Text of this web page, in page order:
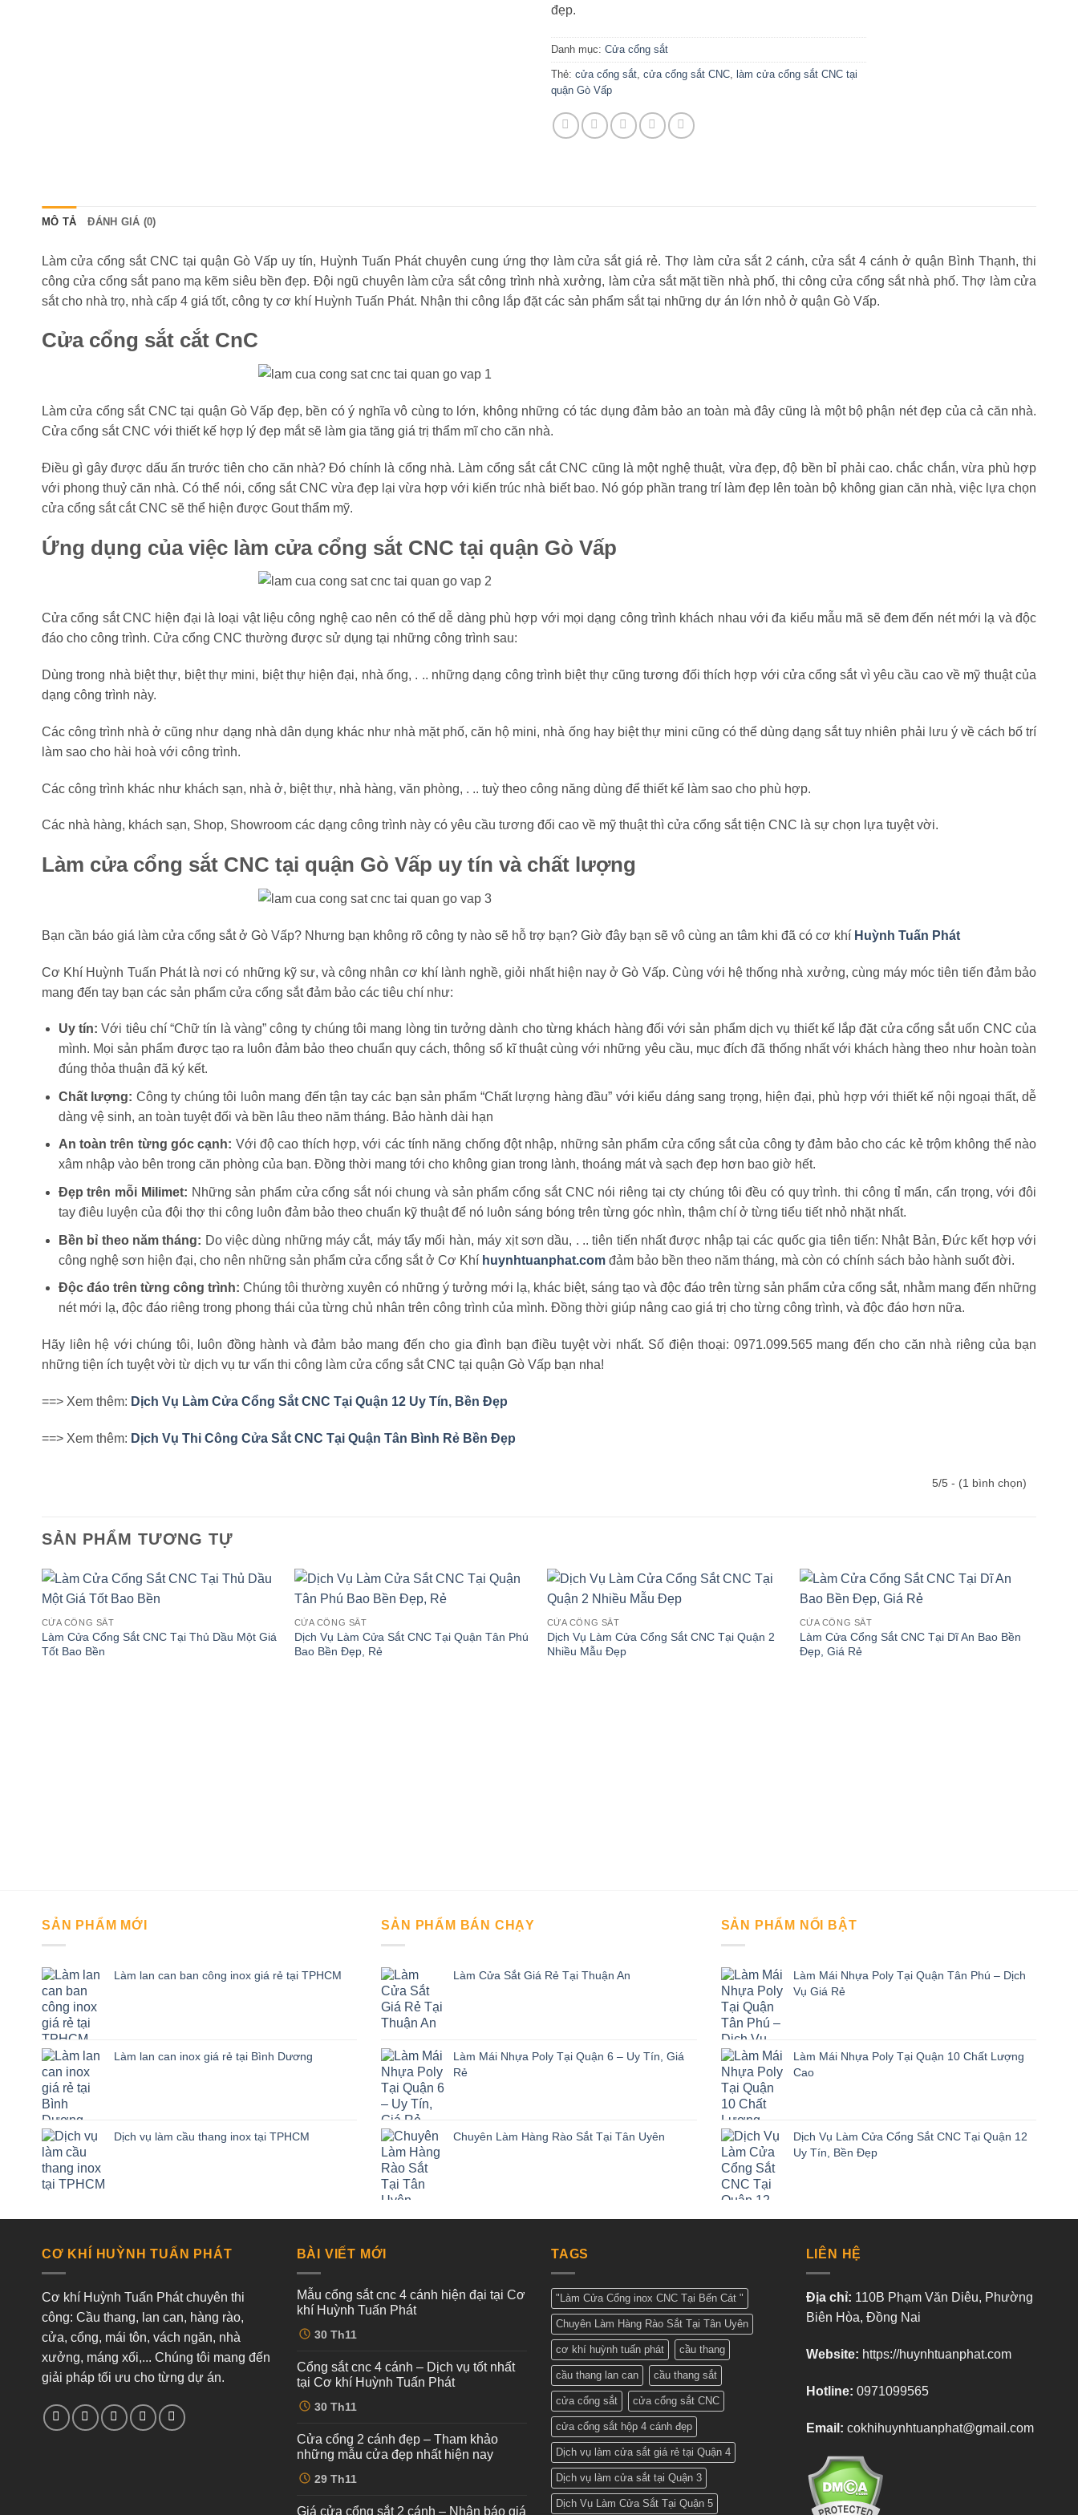
đẹp.
Danh mục: Cửa cổng sắt
Thẻ: cửa cổng sắt cửa cổng sắt CNC làm cửa cổng sắt CNC tại
quận Gò Vấp
MÔ TẢ ĐÁNH GIÁ (0)
Làm cửa cổng sắt CNC tại quận Gò Vấp uy tín, Huỳnh Tuấn Phát chuyên cung ứng thợ làm cửa sắt giá rẻ. Thợ làm cửa sắt 2 cánh, cửa sắt 4 cánh ở quận Bình Thạnh, thi
công cửa cổng sắt pano mạ kẽm siêu bền đẹp. Đội ngũ chuyên làm cửa sắt công trình nhà xưởng, làm cửa sắt mặt tiền nhà phố, thi công cửa cổng sắt nhà phố. Thợ làm cửa
sắt cho nhà trọ, nhà cấp 4 giá tốt, công ty cơ khí Huỳnh Tuấn Phát. Nhận thi công lắp đặt các sản phẩm sắt tại những dự án lớn nhỏ ở quận Gò Vấp.
Cửa cổng sắt cắt CnC
Làm cửa cổng sắt CNC tại quận Gò Vấp đẹp, bền có ý nghĩa vô cùng to lớn, không những có tác dụng đảm bảo an toàn mà đây cũng là một bộ phận nét đẹp của cả căn nhà.
Cửa cổng sắt CNC với thiết kế hợp lý đẹp mắt sẽ làm gia tăng giá trị thẩm mĩ cho căn nhà.
Điều gì gây được dấu ấn trước tiên cho căn nhà? Đó chính là cổng nhà. Làm cổng sắt cắt CNC cũng là một nghệ thuật, vừa đẹp, độ bền bỉ phải cao. chắc chắn, vừa phù hợp
với phong thuỷ căn nhà. Có thể nói, cổng sắt CNC vừa đẹp lại vừa hợp với kiến trúc nhà biết bao. Nó góp phần trang trí làm đẹp lên toàn bộ không gian căn nhà, việc lựa chọn
cửa cổng sắt cắt CNC sẽ thể hiện được Gout thẩm mỹ.
Ứng dụng của việc làm cửa cổng sắt CNC tại quận Gò Vấp
Cửa cổng sắt CNC hiện đại là loại vật liệu công nghệ cao nên có thể dễ dàng phù hợp với mọi dạng công trình khách nhau với đa kiểu mẫu mã sẽ đem đến nét mới lạ và độc
đáo cho công trình. Cửa cổng CNC thường được sử dụng tại những công trình sau:
Dùng trong nhà biệt thự, biệt thự mini, biệt thự hiện đại, nhà ống, . .. những dạng công trình biệt thự cũng tương đối thích hợp với cửa cổng sắt vì yêu cầu cao về mỹ thuật của
dạng công trình này.
Các công trình nhà ở cũng như dạng nhà dân dụng khác như nhà mặt phố, căn hộ mini, nhà ống hay biệt thự mini cũng có thể dùng dạng sắt tuy nhiên phải lưu ý về cách bố trí
làm sao cho hài hoà với công trình.
Các công trình khác như khách sạn, nhà ở, biệt thự, nhà hàng, văn phòng, . .. tuỳ theo công năng dùng để thiết kế làm sao cho phù hợp.
Các nhà hàng, khách sạn, Shop, Showroom các dạng công trình này có yêu cầu tương đối cao về mỹ thuật thì cửa cổng sắt tiện CNC là sự chọn lựa tuyệt vời.
Làm cửa cổng sắt CNC tại quận Gò Vấp uy tín và chất lượng
Bạn cần báo giá làm cửa cổng sắt ở Gò Vấp? Nhưng bạn không rõ công ty nào sẽ hỗ trợ bạn? Giờ đây bạn sẽ vô cùng an tâm khi đã có cơ khí Huỳnh Tuấn Phát
Cơ Khí Huỳnh Tuấn Phát là nơi có những kỹ sư, và công nhân cơ khí lành nghề, giỏi nhất hiện nay ở Gò Vấp. Cùng với hệ thống nhà xưởng, cùng máy móc tiên tiến đảm bảo
mang đến tay bạn các sản phẩm cửa cổng sắt đảm bảo các tiêu chí như:
Uy tín: Với tiêu chí “Chữ tín là vàng” công ty chúng tôi mang lòng tin tưởng dành cho từng khách hàng đối với sản phẩm dịch vụ thiết kế lắp đặt cửa cổng sắt uốn CNC của
mình. Mọi sản phẩm được tạo ra luôn đảm bảo theo chuẩn quy cách, thông số kĩ thuật cùng với những yêu cầu, mục đích đã thống nhất với khách hàng theo như hoàn toàn
đúng thỏa thuận đã ký kết.
Chất lượng: Công ty chúng tôi luôn mang đến tận tay các bạn sản phẩm “Chất lượng hàng đầu” với kiểu dáng sang trọng, hiện đại, phù hợp với thiết kế nội ngoại thất, dễ
dàng vệ sinh, an toàn tuyệt đối và bền lâu theo năm tháng. Bảo hành dài hạn
An toàn trên từng góc cạnh: Với độ cao thích hợp, với các tính năng chống đột nhập, những sản phẩm cửa cổng sắt của công ty đảm bảo cho các kẻ trộm không thể nào
xâm nhập vào bên trong căn phòng của bạn. Đồng thời mang tới cho không gian trong lành, thoáng mát và sạch đẹp hơn bao giờ hết.
Đẹp trên mỗi Milimet: Những sản phẩm cửa cổng sắt nói chung và sản phẩm cổng sắt CNC nói riêng tại cty chúng tôi đều có quy trình. thi công tỉ mẩn, cẩn trọng, với đôi
tay điêu luyện của đội thợ thi công luôn đảm bảo theo chuẩn kỹ thuật để nó luôn sáng bóng trên từng góc nhìn, thậm chí ở từng tiểu tiết nhỏ nhặt nhất.
Bền bỉ theo năm tháng: Do việc dùng những máy cắt, máy tẩy mối hàn, máy xịt sơn dầu, . .. tiên tiến nhất được nhập tại các quốc gia tiên tiến: Nhật Bản, Đức kết hợp với
công nghệ sơn hiện đại, cho nên những sản phẩm cửa cổng sắt ở Cơ Khí huynhtuanphat.comđảm bảo bền theo năm tháng, mà còn có chính sách bảo hành suốt đời.
Độc đáo trên từng công trình: Chúng tôi thường xuyên có những ý tưởng mới lạ, khác biệt, sáng tạo và độc đáo trên từng sản phẩm cửa cổng sắt, nhằm mang đến những
nét mới lạ, độc đáo riêng trong phong thái của từng chủ nhân trên công trình của mình. Đồng thời giúp nâng cao giá trị cho từng công trình, và độc đáo hơn nữa.
Hãy liên hệ với chúng tôi, luôn đồng hành và đảm bảo mang đến cho gia đình bạn điều tuyệt vời nhất. Số điện thoại: 0971.099.565 mang đến cho căn nhà riêng của bạn
những tiện ích tuyệt vời từ dịch vụ tư vấn thi công làm cửa cổng sắt CNC tại quận Gò Vấp bạn nha!
==> Xem thêm: Dịch Vụ Làm Cửa Cổng Sắt CNC Tại Quận 12 Uy Tín, Bền Đẹp
==> Xem thêm: Dịch Vụ Thi Công Cửa Sắt CNC Tại Quận Tân Bình Rẻ Bền Đẹp
5/5 - (1 bình chọn)
SẢN PHẨM TƯƠNG TỰ
CỬA CỔNG SẮT
Làm Cửa Cổng Sắt CNC Tại Thủ Dầu Một Giá
Tốt Bao Bền
CỬA CỔNG SẮT
Dịch Vụ Làm Cửa Sắt CNC Tại Quận Tân Phú
Bao Bền Đẹp, Rẻ
CỬA CỔNG SẮT
Dịch Vụ Làm Cửa Cổng Sắt CNC Tại Quận 2
Nhiều Mẫu Đẹp
CỬA CỔNG SẮT
Làm Cửa Cổng Sắt CNC Tại Dĩ An Bao Bền
Đẹp, Giá Rẻ
SẢN PHẨM MỚI
Làm lan can ban công inox giá rẻ tại TPHCM
Làm lan can inox giá rẻ tại Bình Dương
Dịch vụ làm cầu thang inox tại TPHCM
SẢN PHẨM BÁN CHẠY
Làm Cửa Sắt Giá Rẻ Tại Thuận An
Làm Mái Nhựa Poly Tại Quận 6 – Uy Tín, Giá
Rẻ
Chuyên Làm Hàng Rào Sắt Tại Tân Uyên
SẢN PHẨM NỔI BẬT
Làm Mái Nhựa Poly Tại Quận Tân Phú – Dịch
Vụ Giá Rẻ
Làm Mái Nhựa Poly Tại Quận 10 Chất Lượng
Cao
Dịch Vụ Làm Cửa Cổng Sắt CNC Tại Quận 12
Uy Tín, Bền Đẹp
CƠ KHÍ HUỲNH TUẤN PHÁT
Cơ khí Huỳnh Tuấn Phát chuyên thi
công: Cầu thang, lan can, hàng rào,
cửa, cổng, mái tôn, vách ngăn, nhà
xưởng, máng xối,... Chúng tôi mang đến
giải pháp tối ưu cho từng dự án.
BÀI VIẾT MỚI
30 Th11
Mẫu cổng sắt cnc 4 cánh hiện đại tại Cơ
khí Huỳnh Tuấn Phát
Không
có
ở
Mẫu
cổng
sắt
cnc
hiện
đại
tại
Cơ
khí
30 Th11
Cổng sắt cnc 4 cánh – Dịch vụ tốt nhất
tại Cơ khí Huỳnh Tuấn Phát
Không
có
ở
Cổng
sắt
cnc
4
Dịch
29 Th11
Cửa cổng 2 cánh đẹp – Tham khảo
những mẫu cửa đẹp nhất hiện nay
Không
có
ởGiá cửa cổng sắt 2 cánh – Nhận báo giá
TAGS
"Làm Cửa Cổng inox CNC Tại Bến Cát "
Chuyên Làm Hàng Rào Sắt Tại Tân Uyên
cơ khí huỳnh tuấn phát cầu thang
cầu thang lan can cầu thang sắt
cửa cổng sắt cửa cổng sắt CNC
cửa cổng sắt hộp 4 cánh đẹp
Dịch vụ làm cửa sắt giá rẻ tại Quận 4
Dịch vụ làm cửa sắt tại Quận 3
Dịch Vụ Làm Cửa Sắt Tại Quận 5
LIÊN HỆ
Địa chỉ: 110B Phạm Văn Diêu, Phường
Biên Hòa, Đồng Nai
Website: https://huynhtuanphat.com
Hotline: 0971099565
Email: cokhihuynhtuanphat@gmail.com